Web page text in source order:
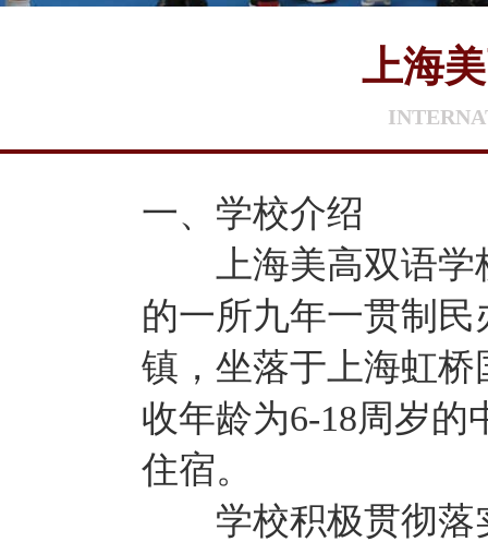
上海
一、学校介绍
上海美高双语学
的一所九年一贯制
镇，坐落于上海虹
收年龄为6-18周岁的
住宿。
学校积极贯彻落